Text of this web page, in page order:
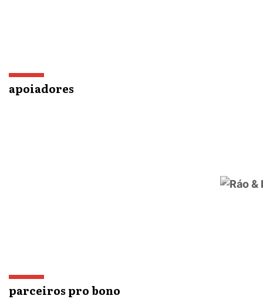
apoiadores
parceiros pro bono